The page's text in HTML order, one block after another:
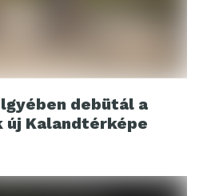
debütál a
Kalandtérképe